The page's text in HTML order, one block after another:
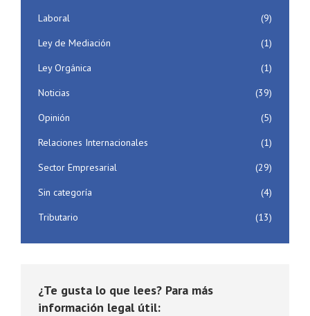
Laboral
(9)
Ley de Mediación
(1)
Ley Orgánica
(1)
Noticias
(39)
Opinión
(5)
Relaciones Internacionales
(1)
Sector Empresarial
(29)
Sin categoría
(4)
Tributario
(13)
¿Te gusta lo que lees? Para más
información legal útil: